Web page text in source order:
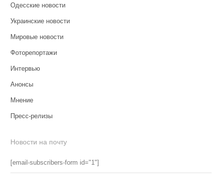
Одесские новости
Украинские новости
Мировые новости
Фоторепортажи
Интервью
Анонсы
Мнение
Пресс-релизы
Новости на почту
[email-subscribers-form id="1"]